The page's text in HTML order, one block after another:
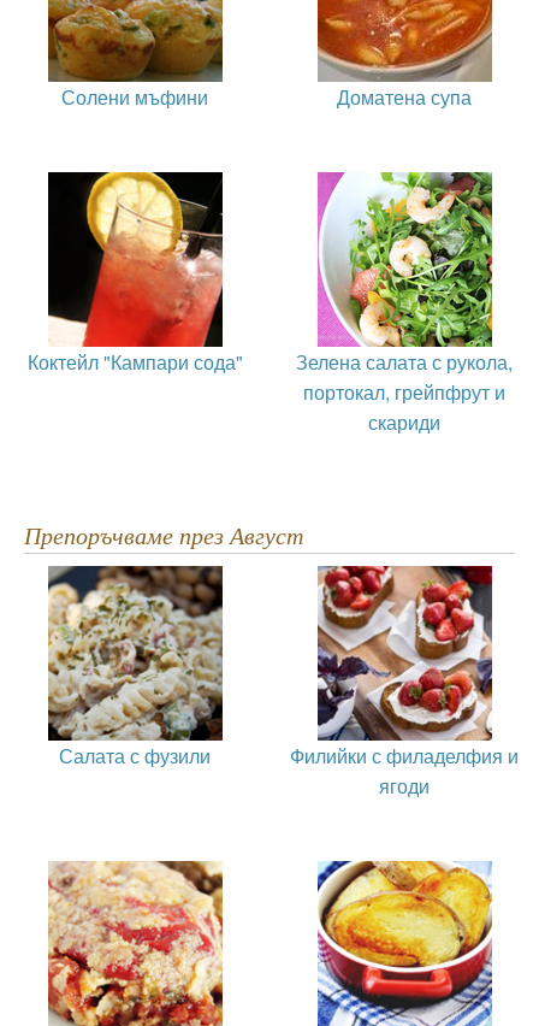
Солени мъфини Доматена супа
Коктейл "Кампари сода"
Зелена салата с рукола,
портокал, грейпфрут и
скариди
Препоръчваме през Август
Салата с фузили
Филийки с филаделфия и
ягоди